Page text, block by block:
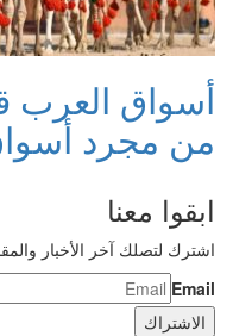
أسواق العرب
من مجرد أسواق
ابقوا معنا
اشترك لتصلك آخر الأخبار
Email